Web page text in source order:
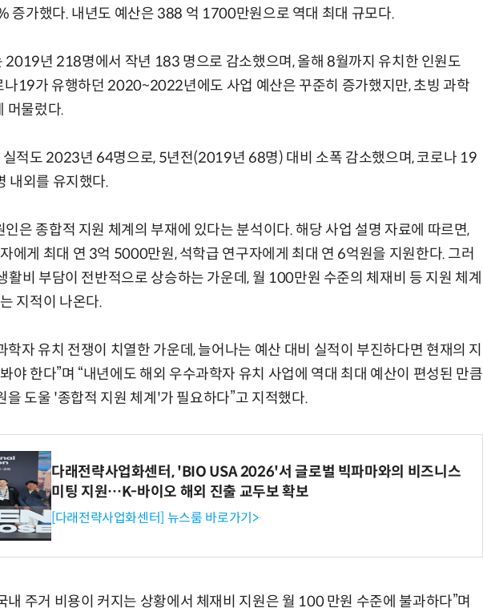
증가했다. 내년도 예산은 388 억 1700만원으로 역대 최대 규모다.
2019년 218명에서 작년 183 명으로 감소했으며, 올해 8월까지 유치한 인원도
나19가 유행하던 2020~2022년에도 사업 예산은 꾸준히 증가했지만, 초빙 과학
머물렀다.
실적도 2023년 64명으로, 5년전(2019년 68명) 대비 소폭 감소했으며, 코로나 19
내외를 유지했다.
인은 종합적 지원 체계의 부재에 있다는 분석이다. 해당 사업 설명 자료에 따르면,
에게 최대 연 3억 5000만원, 석학급 연구자에게 최대 연 6억원을 지원한다. 그러
활비 부담이 전반적으로 상승하는 가운데, 월 100만원 수준의 체재비 등 지원 체계
지적이 나온다.
학자 유치 전쟁이 치열한 가운데, 늘어나는 예산 대비 실적이 부진하다면 현재의 지
야 한다”며 “내년에도 해외 우수과학자 유치 사업에 역대 최대 예산이 편성된 만큼
을 도울 '종합적 지원 체계'가 필요하다”고 지적했다.
다래전략사업화센터, 'BIO USA 2026'서 글로벌 빅파마와의 비즈니스
미팅 지원…K-바이오 해외 진출 교두보 확보
[다래전략사업화센터] 뉴스룸 바로가기>
내 주거 비용이 커지는 상황에서 체재비 지원은 월 100 만원 수준에 불과하다”며